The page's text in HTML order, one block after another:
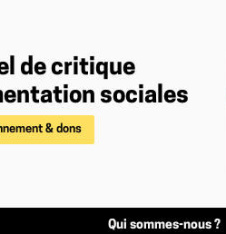
de critique
sociales
& dons
Qui sommes-nous ?